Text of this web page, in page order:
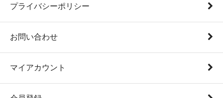
プライバシーポリシー
お問い合わせ
マイアカウント